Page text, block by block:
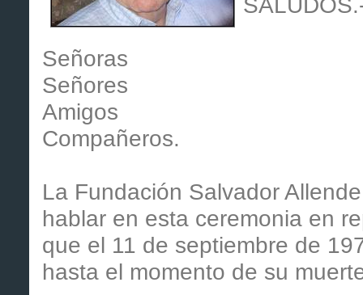
Señoras
Señores
Amigos
Compañeros.
La Fundación Salvador
hablar en esta ceremonia en
que el 11 de septiembre de
hasta el momento de su